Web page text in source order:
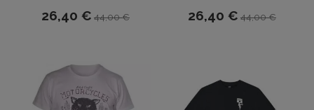
26,40 € 44,00 € 26,40 € 44,00 €